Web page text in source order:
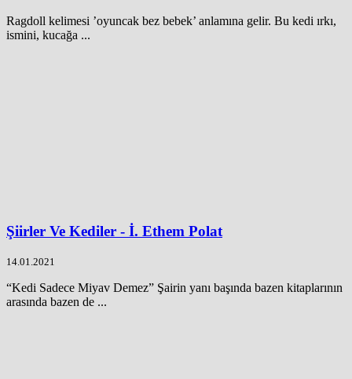
Ragdoll kelimesi ’oyuncak bez bebek’ anlamına gelir. Bu kedi ırkı,
ismini, kucağa ...
Şiirler Ve Kediler - İ. Ethem Polat
14.01.2021
“Kedi Sadece Miyav Demez” Şairin yanı başında bazen kitaplarının
arasında bazen de ...